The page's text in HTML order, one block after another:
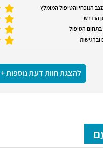
הנוכחי והטיפול המומלץ
הנדרש
הטיפול
וברגישות
להצגת חוות דעת נוספות +